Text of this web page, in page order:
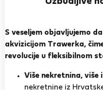
S veseljem objavljujemo
akvizicijom Trawerka,
revolucije u fleksibilnom
Više nekretnina, više
nekretnine iz
PRIKAŽI
0